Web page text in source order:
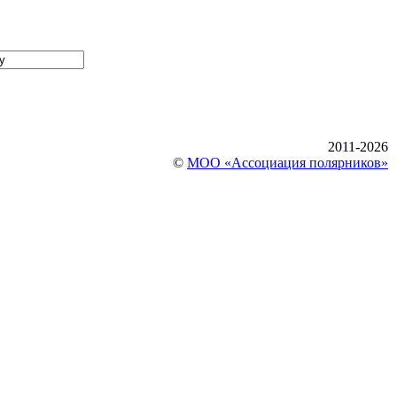
2011-2026
© МОО «Ассоциация полярников»